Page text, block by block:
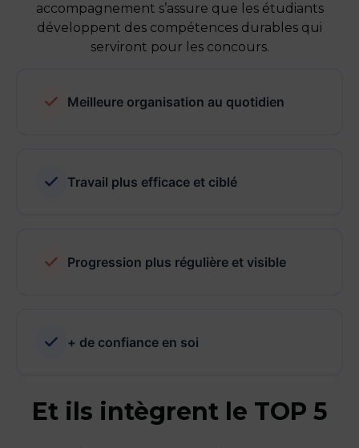
Meilleure organisation au quotidien
Travail plus efficace et ciblé
Progression plus régulière et visible
+ de confiance en soi
Et ils intègrent le TOP 5
accompagnement s’assure que les étudiants
développent des compétences durables qui
serviront pour les concours.